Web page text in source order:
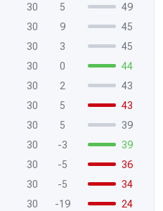
30 5
49
30 9
45
30 3
45
30 0
44
30 2
43
30 5
43
30 5
39
30 -3
39
30 -5
36
30 -5
34
30 -19
24